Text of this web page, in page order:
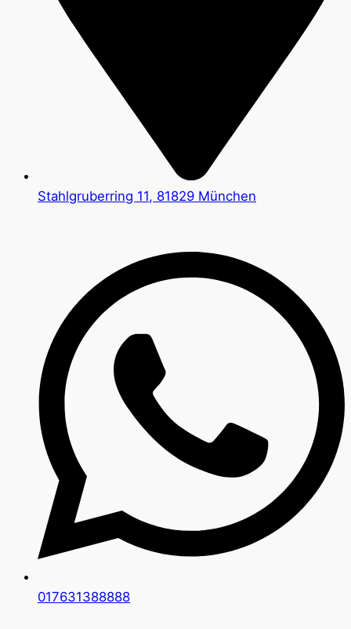
Stahlgruberring 11, 81829 München
017631388888